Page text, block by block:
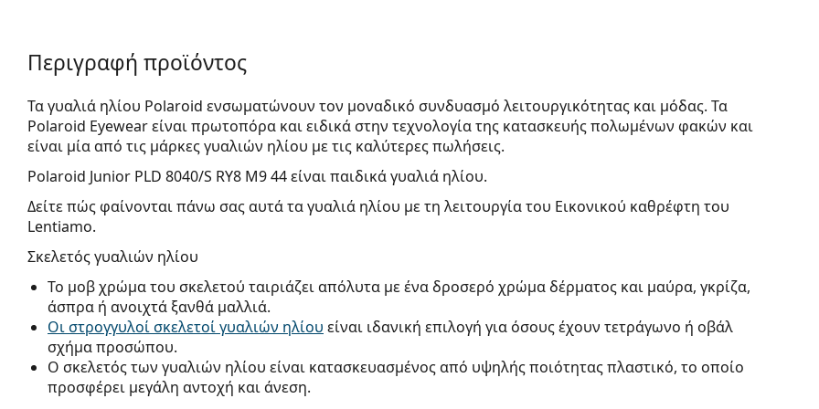
Περιγραφή προϊόντος
Τα γυαλιά ηλίου Polaroid ενσωματώνουν τον μοναδικό συνδυασμό λειτουργικότητας και μόδας. Τα
Polaroid Eyewear είναι πρωτοπόρα και ειδικά στην τεχνολογία της κατασκευής πολωμένων φακών και
είναι μία από τις μάρκες γυαλιών ηλίου με τις καλύτερες πωλήσεις.
Polaroid Junior PLD 8040/S RY8 M9 44είναι παιδικά γυαλιά ηλίου.
Δείτε πώς φαίνονται πάνω σας αυτά τα γυαλιά ηλίου με τη λειτουργία του Εικονικού καθρέφτη του
Lentiamo.
Σκελετός γυαλιών ηλίου
Το μοβ χρώμα του σκελετού ταιριάζει απόλυτα με ένα δροσερό χρώμα δέρματος και μαύρα, γκρίζα,
άσπρα ή ανοιχτά ξανθά μαλλιά.
Οι στρογγυλοί σκελετοί γυαλιών ηλίου είναι ιδανική επιλογή για όσους έχουν τετράγωνο ή οβάλ
σχήμα προσώπου.
Ο σκελετός των γυαλιών ηλίου είναι κατασκευασμένος από υψηλής ποιότητας πλαστικό, το οποίο
προσφέρει μεγάλη αντοχή και άνεση.